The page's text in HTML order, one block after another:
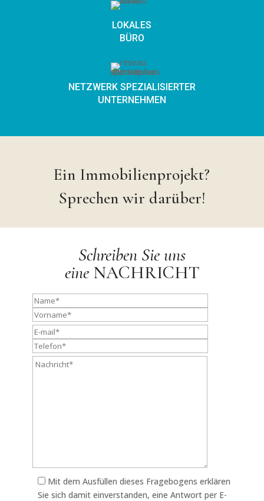
LOKALES
BÜRO
NETZWERK SPEZIALISIERTER
UNTERNEHMEN
Ein Immobilienprojekt?
Sprechen wir darüber!
Schreiben Sie uns
eineNACHRICHT
Mit dem Ausfüllen dieses Fragebogens erklären
Sie sich damit einverstanden, eine Antwort per E-